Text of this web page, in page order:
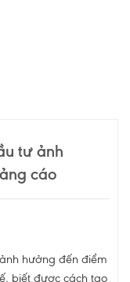
tư ảnh
cáo
hưởng đến điểm
biết được cách tạo